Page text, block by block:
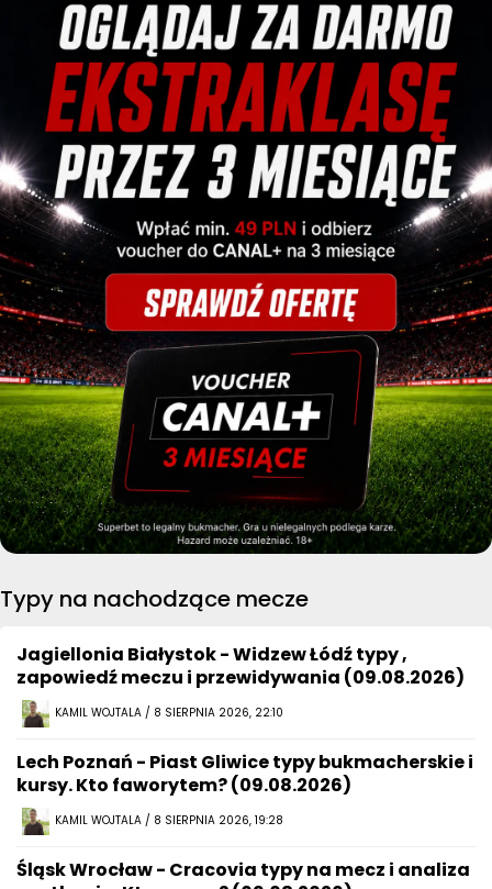
Typy na nachodzące mecze
Jagiellonia Białystok - Widzew Łódź typy ,
zapowiedź meczu i przewidywania (09.08.2026)
KAMIL WOJTALA / 8 SIERPNIA 2026, 22:10
Lech Poznań - Piast Gliwice typy bukmacherskie i
kursy. Kto faworytem? (09.08.2026)
KAMIL WOJTALA / 8 SIERPNIA 2026, 19:28
Śląsk Wrocław - Cracovia typy na mecz i analiza